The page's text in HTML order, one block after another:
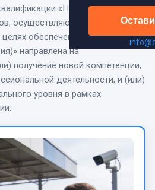
«Повышение
осуществляющих наблюдение
обеспечения транспортной
» направлена на
получение новой компетенции,
деятельности, и (или)
уровня в рамках